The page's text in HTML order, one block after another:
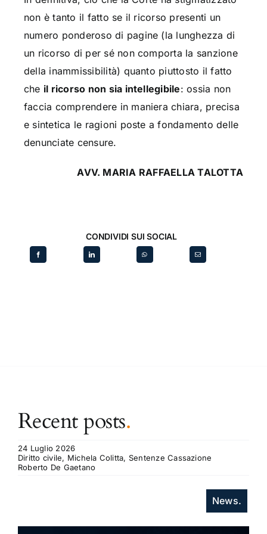
non è tanto il fatto se il ricorso presenti un
numero ponderoso di pagine (la lunghezza di
un ricorso di per sé non comporta la sanzione
della inammissibilità) quanto piuttosto il fatto
che il ricorso non sia intellegibile: ossia non
faccia comprendere in maniera chiara, precisa
e sintetica le ragioni poste a fondamento delle
denunciate censure.
AVV. MARIA RAFFAELLA TALOTTA
CONDIVIDI SUI SOCIAL
Recent posts.
24 Luglio 2026
Diritto civile, Michela Colitta, Sentenze Cassazione
Roberto De Gaetano
News.